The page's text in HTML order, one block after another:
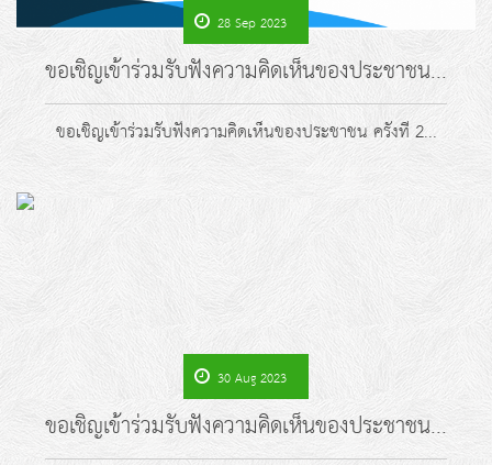
28 Sep 2023
ขอเชิญเข้าร่วมรับฟังความคิดเห็นของประชาชน...
ขอเชิญเข้าร่วมรับฟังความคิดเห็นของประชาชน ครั้งที่ 2...
30 Aug 2023
ขอเชิญเข้าร่วมรับฟังความคิดเห็นของประชาชน...